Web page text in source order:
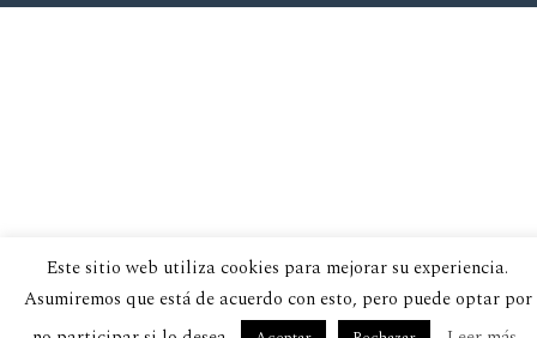
Este sitio web utiliza cookies para mejorar su experiencia.
Asumiremos que está de acuerdo con esto, pero puede optar por